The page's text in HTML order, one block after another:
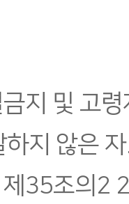
지 및 고
지 않은
35조의2